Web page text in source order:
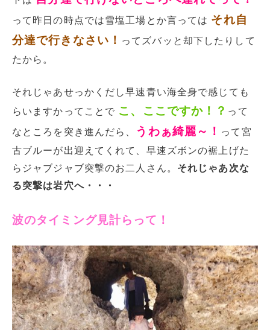
って昨日の時点では雪塩工場とか言っては それ自
分達で行きなさい！ ってズバッと却下したりして
たから。
それじゃあせっかくだし早速青い海全身で感じても
らいますかってことで こ、 ここですか！？ って
なところを突き進んだら、
うわぁ綺麗～！ って宮
古ブルーが出迎えてくれて、早速ズボンの裾上げた
らジャブジャブ突撃のお二人さん。 それじゃあ次な
る突撃は岩穴へ・・・
波のタイミング見計らって！